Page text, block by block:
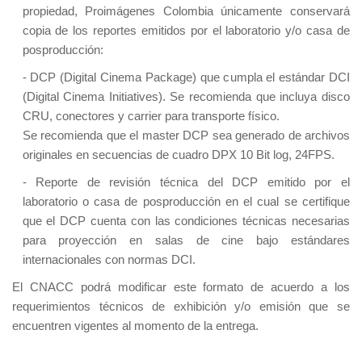
propiedad, Proimágenes Colombia únicamente conservará
copia de los reportes emitidos por el laboratorio y/o casa de
posproducción:
- DCP (Digital Cinema Package) que cumpla el estándar DCI
(Digital Cinema Initiatives). Se recomienda que incluya disco
CRU, conectores y carrier para transporte físico.
Se recomienda que el master DCP sea generado de archivos
originales en secuencias de cuadro DPX 10 Bit log, 24FPS.
- Reporte de revisión técnica del DCP emitido por el
laboratorio o casa de posproducción en el cual se certifique
que el DCP cuenta con las condiciones técnicas necesarias
para proyección en salas de cine bajo estándares
internacionales con normas DCI.
El CNACC podrá modificar este formato de acuerdo a los
requerimientos técnicos de exhibición y/o emisión que se
encuentren vigentes al momento de la entrega.